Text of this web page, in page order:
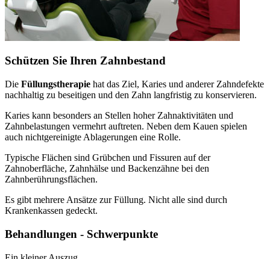
Schützen Sie Ihren Zahnbestand
Die Füllungstherapie hat das Ziel, Karies und anderer Zahndefekte
nachhaltig zu beseitigen und den Zahn langfristig zu konservieren.
Karies kann besonders an Stellen hoher Zahnaktivitäten und
Zahnbelastungen vermehrt auftreten. Neben dem Kauen spielen
auch nichtgereinigte Ablagerungen eine Rolle.
Typische Flächen sind Grübchen und Fissuren auf der
Zahnoberfläche, Zahnhälse und Backenzähne bei den
Zahnberührungsflächen.
Es gibt mehrere Ansätze zur Füllung. Nicht alle sind durch
Krankenkassen gedeckt.
Behandlungen - Schwerpunkte